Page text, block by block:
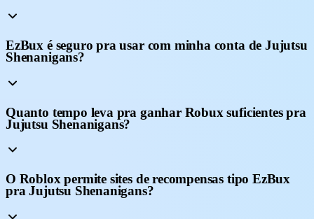
EzBux é seguro pra usar com minha conta de Jujutsu
Shenanigans?
Quanto tempo leva pra ganhar Robux suficientes pra
Jujutsu Shenanigans?
O Roblox permite sites de recompensas tipo EzBux
pra Jujutsu Shenanigans?